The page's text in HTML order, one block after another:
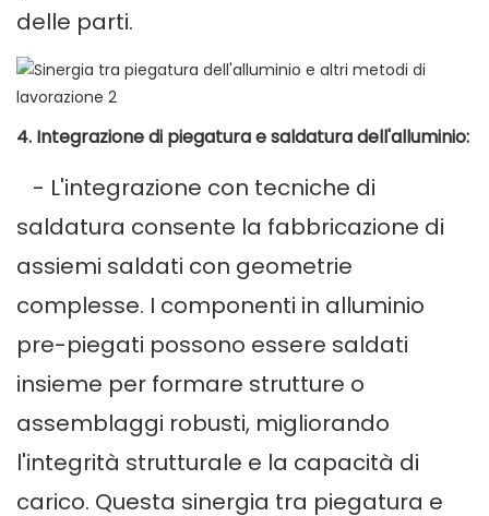
delle parti.
4. Integrazione di piegatura e saldatura dell'alluminio:
- L'integrazione con tecniche di
saldatura consente la fabbricazione di
assiemi saldati con geometrie
complesse. I componenti in alluminio
pre-piegati possono essere saldati
insieme per formare strutture o
assemblaggi robusti, migliorando
l'integrità strutturale e la capacità di
carico. Questa sinergia tra piegatura e